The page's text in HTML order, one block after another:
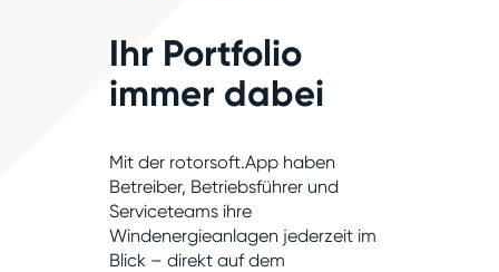
Ihr Portfolio
immer dabei
Mit der rotorsoft.App haben
Betreiber, Betriebsführer und
Serviceteams ihre
Windenergieanlagen jederzeit im
Blick – direkt auf dem